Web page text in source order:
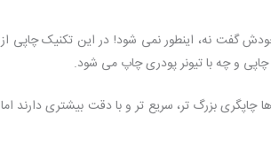
گفت نه، اینطور نمی شود! در این تکنیک چاپی از
و چه با تیونر پودری چاپ می شود.
بزرگ تر، سریع تر و با دقت بیشتری دارند اما